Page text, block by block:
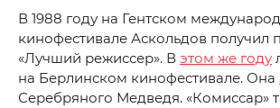
В 1988 году на Гентском
кинофестивале Аскольдов получил
«Лучший режиссер». В этом же году
на Берлинском кинофестивале. Она
Серебряного Медведя. «Комиссар»